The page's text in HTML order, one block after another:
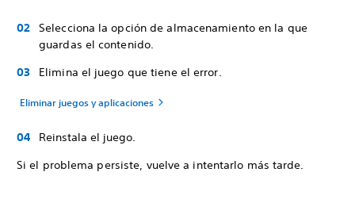
Selecciona la opción de almacenamiento en la que
guardas el contenido.
Elimina el juego que tiene el error.
Eliminar juegos y aplicaciones
Reinstala el juego.
Si el problema persiste, vuelve a intentarlo más tarde.